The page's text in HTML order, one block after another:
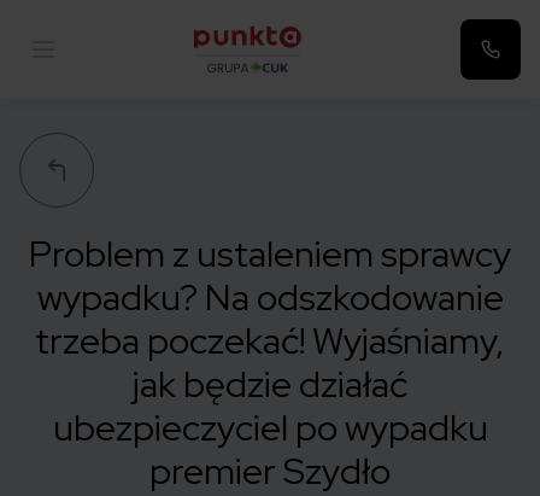
Problem z ustaleniem sprawcy
wypadku? Na odszkodowanie
trzeba poczekać! Wyjaśniamy,
jak będzie działać
ubezpieczyciel po wypadku
premier Szydło